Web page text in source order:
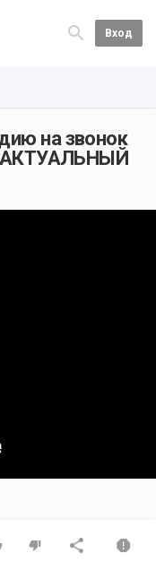
Вход
на звонок
АКТУАЛЬНЫЙ